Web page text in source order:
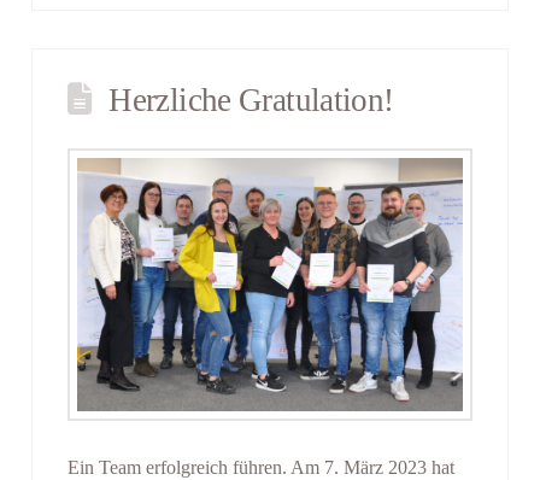
Herzliche Gratulation!
Ein Team erfolgreich führen. Am 7. März 2023 hat